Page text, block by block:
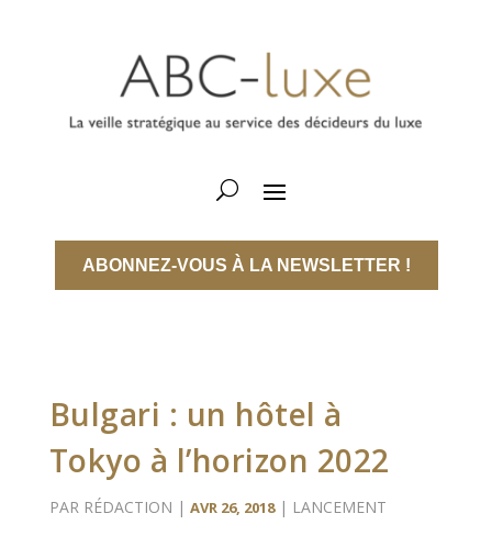
ABONNEZ-VOUS À LA NEWSLETTER !
Bulgari : un hôtel à
Tokyo à l’horizon 2022
PAR RÉDACTION | AVR 26, 2018| LANCEMENT